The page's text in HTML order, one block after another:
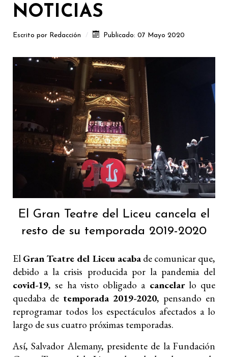
NOTICIAS
Escrito por Redacción Publicado: 07 Mayo 2020
El Gran Teatre del Liceu cancela el
resto de su temporada 2019-2020
El Gran Teatre del Liceu acabade comunicar que,
debido a la crisis producida por la pandemia del
covid-19, se ha visto obligado a cancelarlo que
quedaba de temporada 2019-2020, pensando en
reprogramar todos los espectáculos afectados a lo
largo de sus cuatro próximas temporadas.
Así, Salvador Alemany, presidente de la Fundación